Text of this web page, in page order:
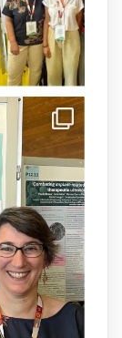
Maria
del